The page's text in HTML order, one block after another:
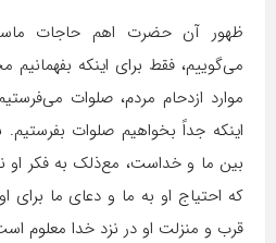
ظهور آن حضرت اهم حاجات
مى‌‏گوییم، فقط براى اینکه
موارد ازدحام مردم، صلوات
اینکه جداً بخواهیم صلوات بفرستیم.
بین ما و خداست، مع‌ذلک به فکر
که احتیاج او به ما و دعاى ما براى
قرب و منزلت او در نزد خدا معلوم